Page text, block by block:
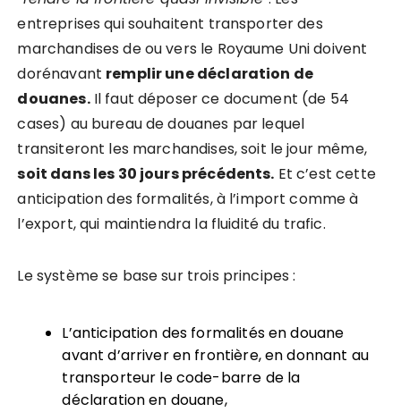
entreprises qui souhaitent transporter des
marchandises de ou vers le Royaume Uni doivent
dorénavant remplir une déclaration de
douanes.Il faut déposer ce document (de 54
cases) au bureau de douanes par lequel
transiteront les marchandises, soit le jour même,
soit dans les 30 jours précédents. Et c’est cette
anticipation des formalités, à l’import comme à
l’export, qui maintiendra la fluidité du trafic.
Le système se base sur trois principes :
L’anticipation des formalités en douane
avant d’arriver en frontière, en donnant au
transporteur le code-barre de la
déclaration en douane,